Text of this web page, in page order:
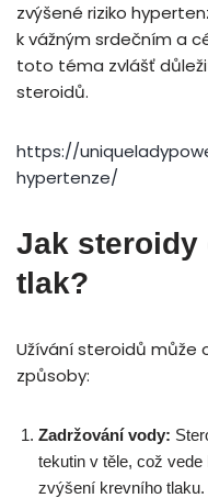
zvýšené riziko
k vážným srdečním a
toto téma zvlášť
steroidů.
https://
hypertenze/
Jak
tlak?
Užívání steroidů může
způsoby:
Zadržování vody:
tekutin v těle, což
zvýšení krevního tlaku.